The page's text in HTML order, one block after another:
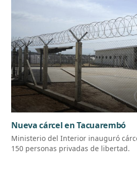
Nueva cárcel en Tacuarembó
Ministerio del Interior inauguró
150 personas privadas de libertad.